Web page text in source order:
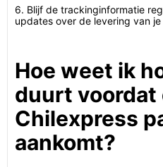
6. Blijf de trackinginformatie
updates over de levering van
Hoe weet ik
duurt voordat
Chilexpress
aankomt?